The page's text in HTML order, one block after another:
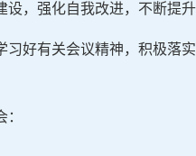
，强化自我改进，不断提
好有关会议精神，积极落